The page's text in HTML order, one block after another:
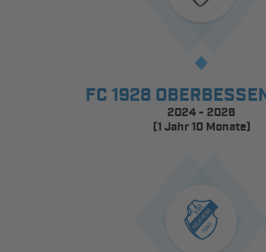
FC 1928
2024 - 2026
(1 Jahr 10 Monate)